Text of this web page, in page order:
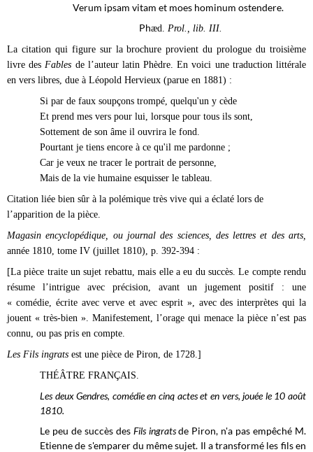
Verum ipsam vitam et moes hominum ostendere.
Phæd. Prol., lib. III.
La citation qui figure sur la brochure provient du prologue du troisième
livre des Fables de l’auteur latin Phèdre. En voici une traduction littérale
en vers libres, due à Léopold Hervieux (parue en 1881) :
Si par de faux soupçons trompé, quelqu'un y cède
Et prend mes vers pour lui, lorsque pour tous ils sont,
Sottement de son âme il ouvrira le fond.
Pourtant je tiens encore à ce qu'il me pardonne ;
Car je veux ne tracer le portrait de personne,
Mais de la vie humaine esquisser le tableau.
Citation liée bien sûr à la polémique très vive qui a éclaté lors de
l’apparition de la pièce.
Magasin encyclopédique, ou journal des sciences, des lettres et des arts,
année 1810, tome IV (juillet 1810), p. 392-394 :
[La pièce traite un sujet rebattu, mais elle a eu du succès. Le compte rendu
résume l’intrigue avec précision, avant un jugement positif : une
« comédie, écrite avec verve et avec esprit », avec des interprètes qui la
jouent « très-bien ». Manifestement, l’orage qui menace la pièce n’est pas
connu, ou pas pris en compte.
Les Fils ingrats est une pièce de Piron, de 1728.]
THÉÂTRE FRANÇAIS.
Les deux Gendres, comédie en cinq actes et en vers, jouée le 10 août
1810.
Le peu de succès des Fils ingratsde Piron, n'a pas empêché M.
Etienne de s'emparer du même sujet. Il a transformé les fils en